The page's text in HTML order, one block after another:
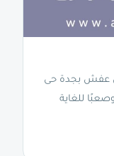
عفش بجدة حى
للغاية